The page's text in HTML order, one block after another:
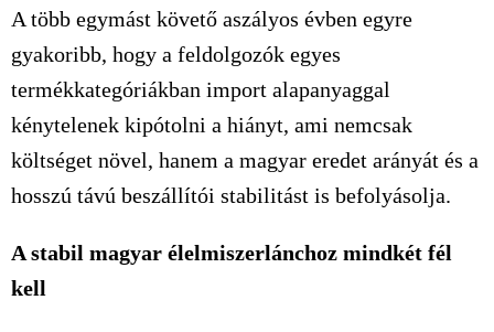
A több egymást követő aszályos évben egyre
gyakoribb, hogy a feldolgozók egyes
termékkategóriákban import alapanyaggal
kénytelenek kipótolni a hiányt, ami nemcsak
költséget növel, hanem a magyar eredet arányát és a
hosszú távú beszállítói stabilitást is befolyásolja.
A stabil magyar élelmiszerlánchoz mindkét fél
kell